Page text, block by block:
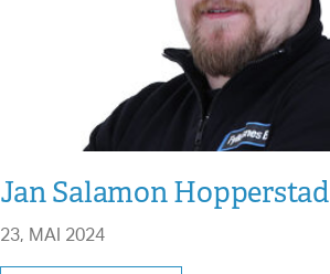
Jan Salamon Hopperstad
23, MAI 2024